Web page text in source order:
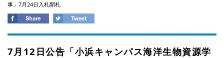
事」7月24日入札開札
7月12日公告「小浜キャンパス海洋生物資源学